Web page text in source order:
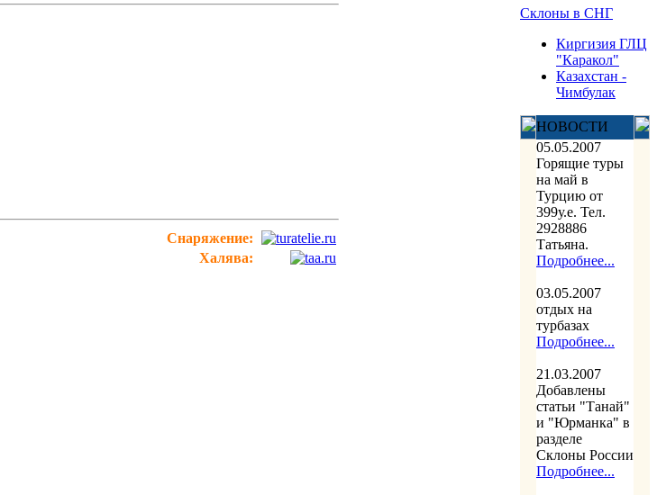
Снаряжение:
Халява:
Склоны в СНГ
Киргизия ГЛЦ
"Каракол"
Казахстан -
Чимбулак
НОВОСТИ
05.05.2007
Горящие туры
на май в
Турцию от
399у.е. Тел.
2928886
Татьяна.
Подробнее...
03.05.2007
отдых на
турбазах
Подробнее...
21.03.2007
Добавлены
статьи "Танай"
и "Юрманка" в
разделе
Склоны России
Подробнее...